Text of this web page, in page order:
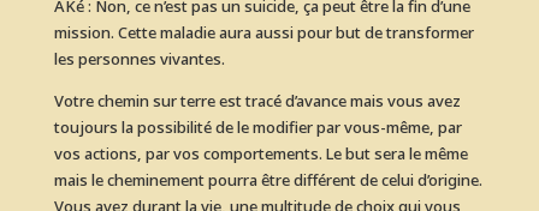
AKé : Non, ce n’est pas un suicide, ça peut être la fin d’une
mission. Cette maladie aura aussi pour but de transformer
les personnes vivantes.
Votre chemin sur terre est tracé d’avance mais vous avez
toujours la possibilité de le modifier par vous-même, par
vos actions, par vos comportements. Le but sera le même
mais le cheminement pourra être différent de celui d’origine.
Vous avez durant la vie, une multitude de choix qui vous